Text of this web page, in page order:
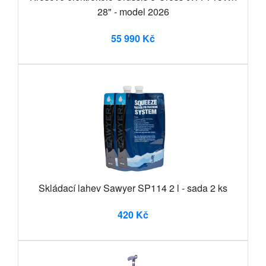
28" - model 2026
55 990 Kč
Skládací lahev Sawyer SP114 2 l - sada 2 ks
420 Kč